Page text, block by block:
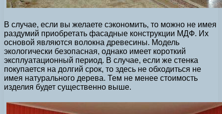
В случае, если вы желаете сэкономить, то можно не имея
раздумий приобретать фасадные конструкции МДФ. Их
основой являются волокна древесины. Модель
экологически безопасная, однако имеет короткий
эксплуатационный период. В случае, если же стенка
покупается на долгий срок, то здесь не обходиться не
имея натурального дерева. Тем не менее стоимость
изделия будет существенно выше.